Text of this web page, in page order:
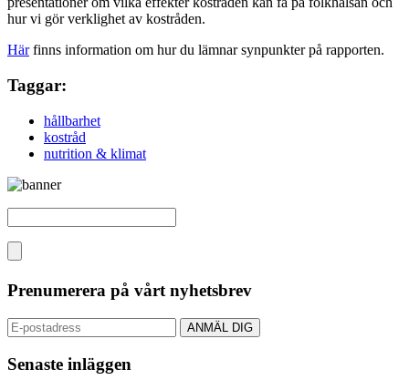
hur vi gör verklighet av kostråden.
Härfinns information om hur du lämnar synpunkter på rapporten.
Taggar:
hållbarhet
kostråd
nutrition & klimat
Prenumerera på vårt nyhetsbrev
Senaste inläggen